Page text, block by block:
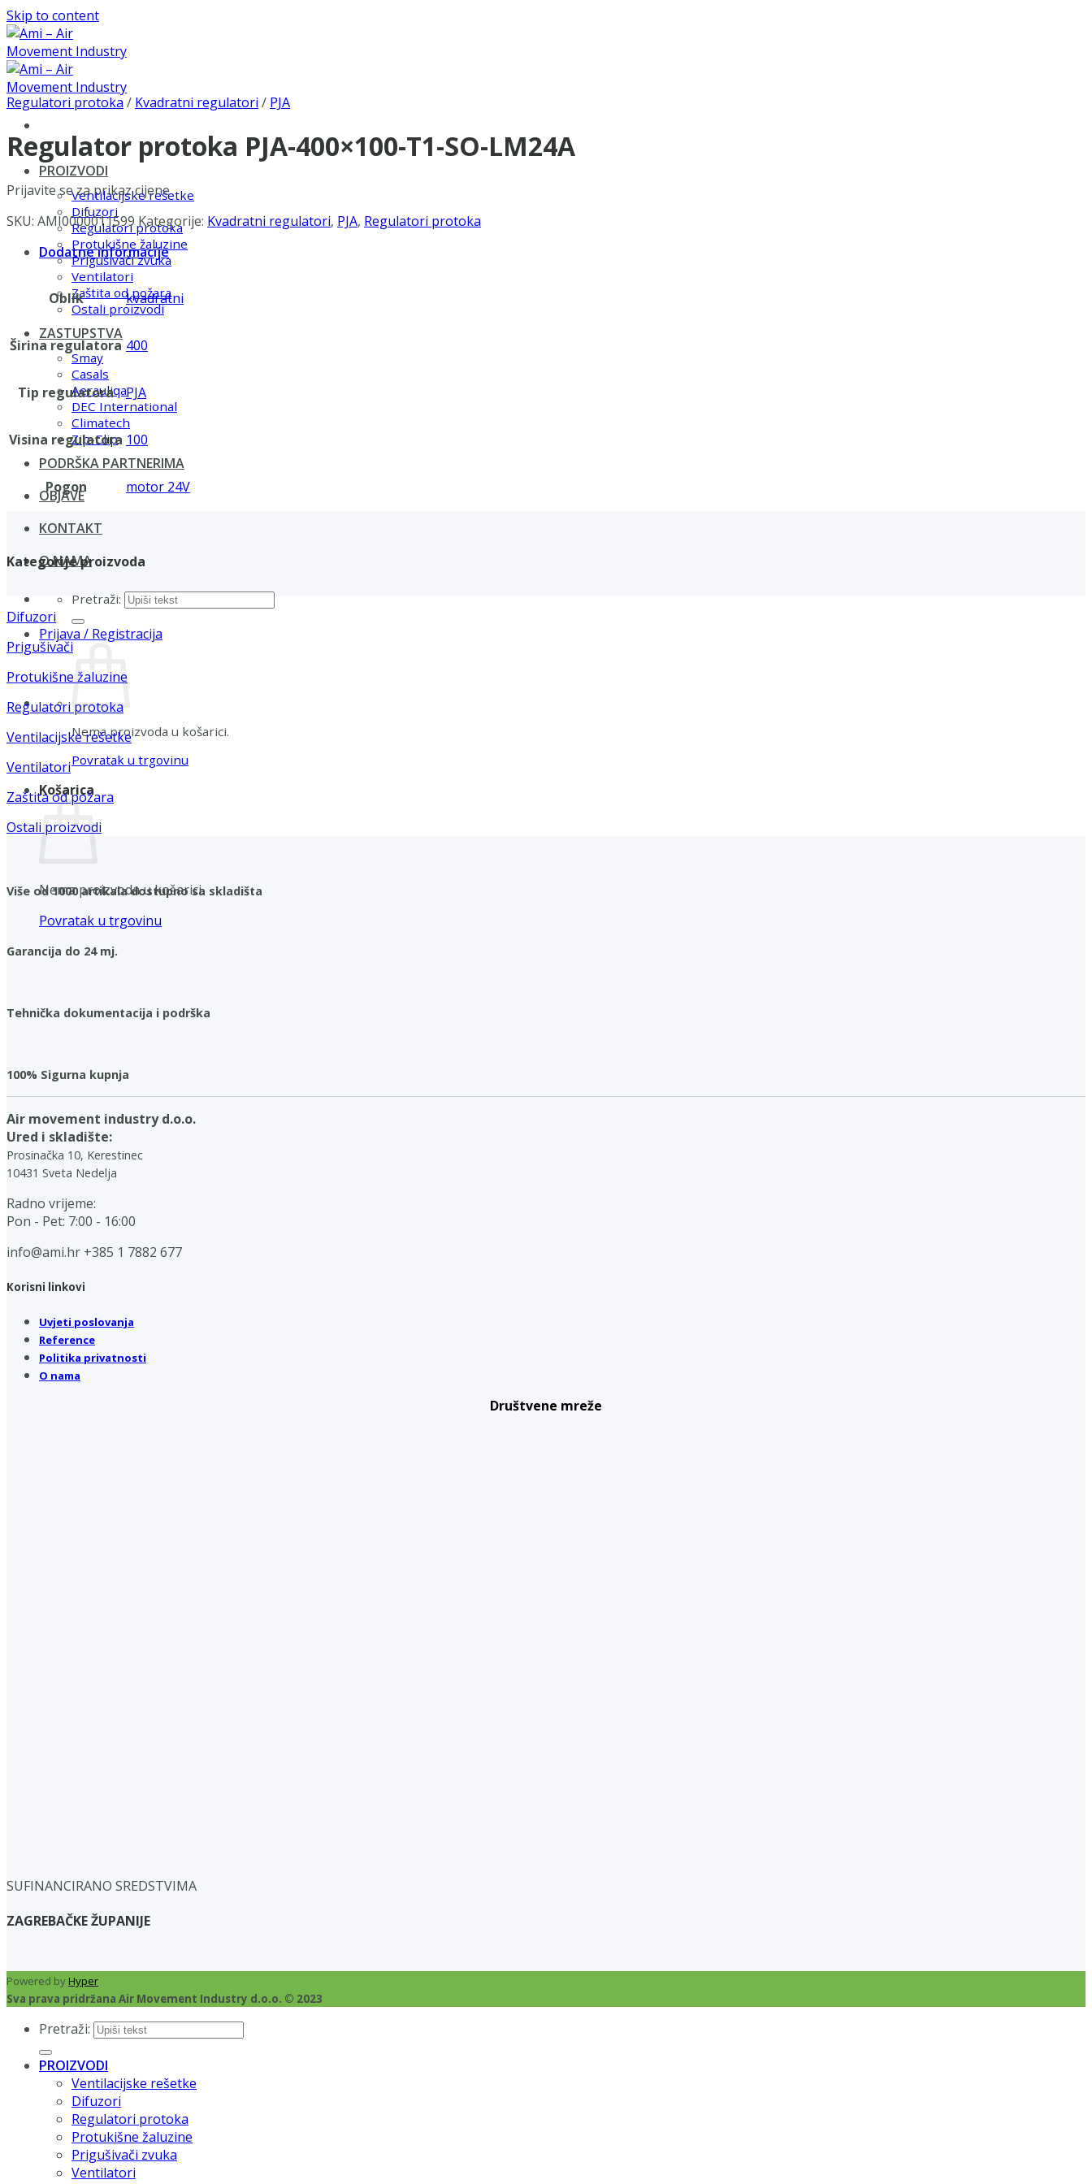
Skip to content
PROIZVODI
Ventilacijske rešetke
Difuzori
Regulatori protoka
Protukišne žaluzine
Prigušivači zvuka
Ventilatori
Zaštita od požara
Ostali proizvodi
ZASTUPSTVA
Smay
Casals
Aerauliqa
DEC International
Climatech
Zip-Clip
PODRŠKA PARTNERIMA
OBJAVE
KONTAKT
O NAMA
Pretraži:
Prijava / Registracija
Nema proizvoda u košarici.
Povratak u trgovinu
Košarica
Nema proizvoda u košarici.
Povratak u trgovinu
Regulatori protoka / Kvadratni regulatori / PJA
Regulator protoka PJA-400×100-T1-SO-LM24A
Prijavite se za prikaz cijene
SKU: AMI0000011599 Kategorije: Kvadratni regulatori, PJA, Regulatori protoka
Dodatne informacije
Oblik kvadratni
Širina regulatora 400
Tip regulatora PJA
Visina regulatora 100
Pogon motor 24V
Kategorije proizvoda
Difuzori
Prigušivači
Protukišne žaluzine
Regulatori protoka
Ventilacijske rešetke
Ventilatori
Zaštita od požara
Ostali proizvodi
Više od 1000 artikala dostupno sa skladišta
Garancija do 24 mj.
Tehnička dokumentacija i podrška
100% Sigurna kupnja
Air movement industry d.o.o.
Ured i skladište:
Prosinačka 10, Kerestinec
10431 Sveta Nedelja
Radno vrijeme:
Pon - Pet: 7:00 - 16:00
info@ami.hr +385 1 7882 677
Korisni linkovi
Uvjeti poslovanja
Reference
Politika privatnosti
O nama
Društvene mreže
SUFINANCIRANO SREDSTVIMA
ZAGREBAČKE ŽUPANIJE
Powered byHyper
Sva prava pridržana Air Movement Industry d.o.o. © 2023
Pretraži:
PROIZVODI
Ventilacijske rešetke
Difuzori
Regulatori protoka
Protukišne žaluzine
Prigušivači zvuka
Ventilatori